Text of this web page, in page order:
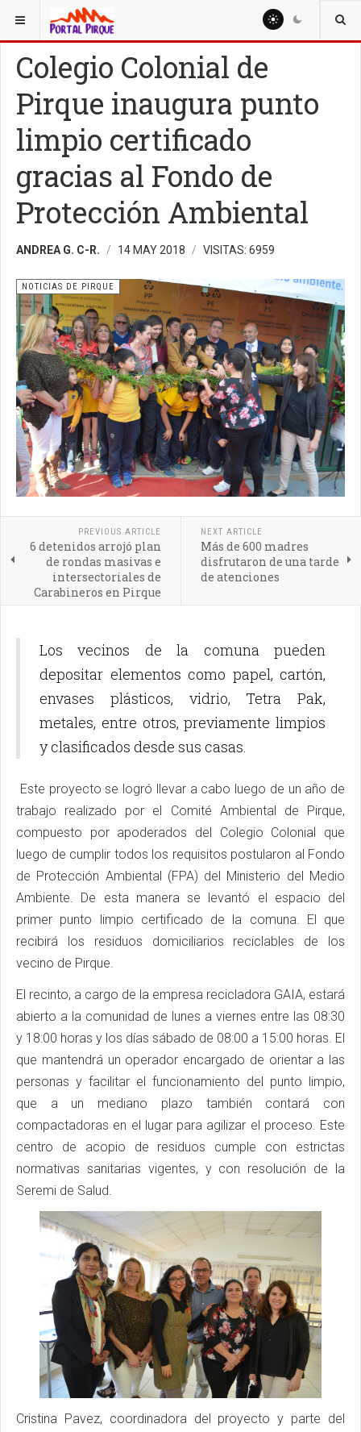
ESTÁ AQUÍ: NOTICIAS
Colegio Colonial de
Pirque inaugura punto
limpio certificado
gracias al Fondo de
Protección Ambiental
ANDREA G. C-R. 14 MAY 2018 VISITAS: 6959
NOTICIAS DE PIRQUE
PREVIOUS ARTICLE
6 detenidos arrojó plan
de rondas masivas e
intersectoriales de
Carabineros en Pirque
NEXT ARTICLE
Más de 600 madres
disfrutaron de una tarde
de atenciones
Los vecinos de la comuna pueden
depositar elementos como papel, cartón,
envases plásticos, vidrio, Tetra Pak,
metales, entre otros, previamente limpios
y clasificados desde sus casas.
Este proyecto se logró llevar a cabo luego de un año de
trabajo realizado por el Comité Ambiental de Pirque,
compuesto por apoderados del Colegio Colonial que
luego de cumplir todos los requisitos postularon al Fondo
de Protección Ambiental (FPA) del Ministerio del Medio
Ambiente. De esta manera se levantó el espacio del
primer punto limpio certificado de la comuna. El que
recibirá los residuos domiciliarios reciclables de los
vecino de Pirque.
El recinto, a cargo de la empresa recicladora GAIA, estará
abierto a la comunidad de lunes a viernes entre las 08:30
y 18:00 horas y los días sábado de 08:00 a 15:00 horas. El
que mantendrá un operador encargado de orientar a las
personas y facilitar el funcionamiento del punto limpio,
que a un mediano plazo también contará con
compactadoras en el lugar para agilizar el proceso. Este
centro de acopio de residuos cumple con estrictas
normativas sanitarias vigentes, y con resolución de la
Seremi de Salud.
Cristina Pavez, coordinadora del proyecto y parte del